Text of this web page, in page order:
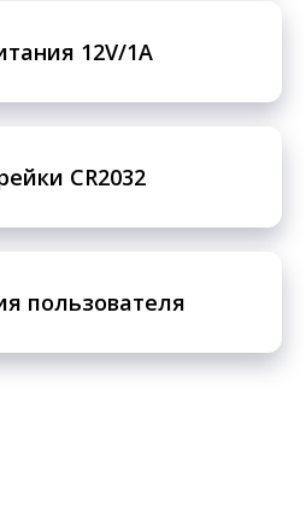
12V/1A
CR2032
пользователя